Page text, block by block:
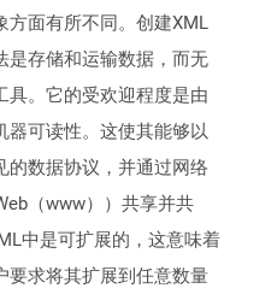
方面有所不同。创建XML
是存储和运输数据，而无
具。它的受欢迎程度是由
器可读性。这使其能够以
的数据协议，并通过网络
（www））共享并共
中是可扩展的，这意味着
要求将其扩展到任意数量